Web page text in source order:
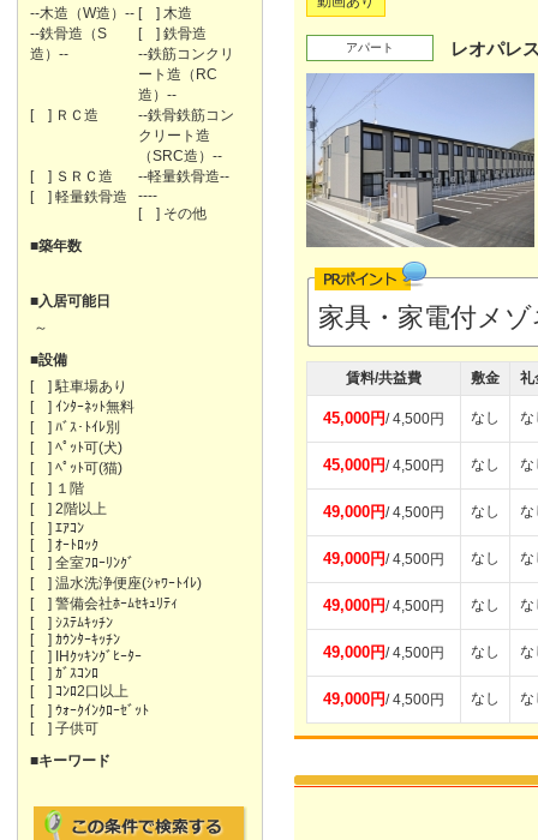
--木造（W造）-- [ ] 木造
--鉄骨造（S
造）--
[ ] 鉄骨造
--鉄筋コンクリ
ート造（RC
造）--
[ ] ＲＣ造
--鉄骨鉄筋コン
クリート造
（SRC造）--
[ ] ＳＲＣ造
--軽量鉄骨造--
[ ] 軽量鉄骨造
----
[ ] その他
■築年数
■入居可能日
～
■設備
[ ] 駐車場あり
[ ] ｲﾝﾀｰﾈｯﾄ無料
[ ] ﾊﾞｽ･ﾄｲﾚ別
[ ] ﾍﾟｯﾄ可(犬)
[ ] ﾍﾟｯﾄ可(猫)
[ ] １階
[ ] 2階以上
[ ] ｴｱｺﾝ
[ ] ｵｰﾄﾛｯｸ
[ ] 全室ﾌﾛｰﾘﾝｸﾞ
[ ] 温水洗浄便座(ｼｬﾜｰﾄｲﾚ)
[ ] 警備会社ﾎｰﾑｾｷｭﾘﾃｨ
[ ] ｼｽﾃﾑｷｯﾁﾝ
[ ] ｶｳﾝﾀｰｷｯﾁﾝ
[ ] IHｸｯｷﾝｸﾞﾋｰﾀｰ
[ ] ｶﾞｽｺﾝﾛ
[ ] ｺﾝﾛ2口以上
[ ] ｳｫｰｸｲﾝｸﾛｰｾﾞｯﾄ
[ ] 子供可
■キーワード
アパート レオパレ
家具・家電付メ
賃料/共益費 敷金 礼
45,000円/ 4,500円 なし な
45,000円/ 4,500円 なし な
49,000円/ 4,500円 なし な
49,000円/ 4,500円 なし な
49,000円/ 4,500円 なし な
49,000円/ 4,500円 なし な
49,000円/ 4,500円 なし な